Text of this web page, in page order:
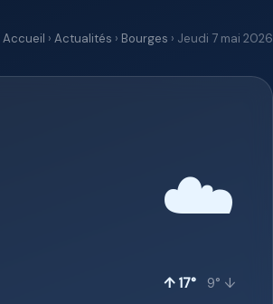
Accueil › Actualités › Bourges › Jeudi 7 mai 2026
☁️
↑ 17° 9° ↓